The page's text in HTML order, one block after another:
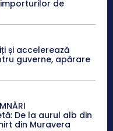
de
și accelerează
guverne, apărare
De la aurul alb din
din Muravera